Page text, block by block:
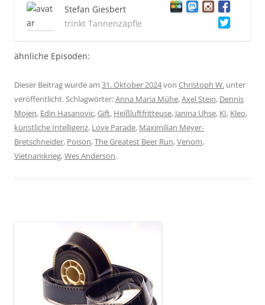
Stefan Giesbert
trinkt Tannenzäpfle
ähnliche Episoden:
Dieser Beitrag wurde am 31. Oktober 2024von Christoph W. unter
veröffentlicht. Schlagwörter:Anna Maria Mühe,Axel Stein, Dennis
Mojen, Edin Hasanovic,Gift, Heißluftfritteuse, Janina Uhse, KI, Kleo,
künstliche Intelligenz, Love Parade, Maximilian Meyer-
Bretschneider, Poison,The Greatest Beer Run,Venom,
Vietnamkrieg,Wes Anderson.